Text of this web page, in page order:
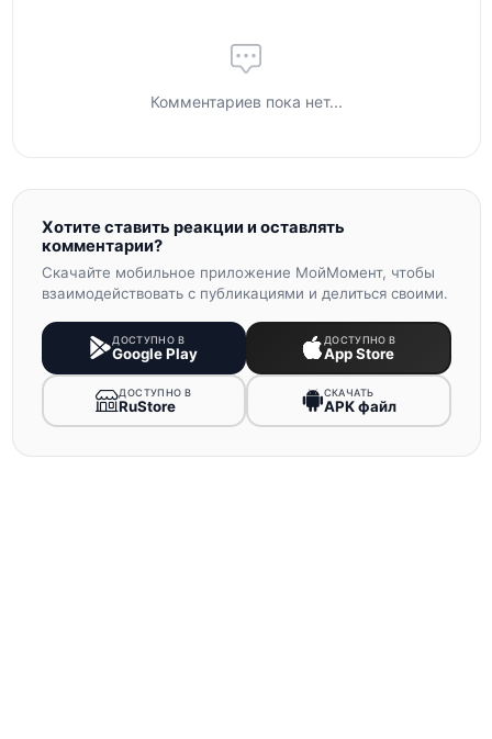
Комментариев пока нет...
Хотите ставить реакции и оставлять
комментарии?
Скачайте мобильное приложение МойМомент, чтобы
взаимодействовать с публикациями и делиться своими.
ДОСТУПНО В
Google Play
ДОСТУПНО В
App Store
ДОСТУПНО В
RuStore
СКАЧАТЬ
APK файл